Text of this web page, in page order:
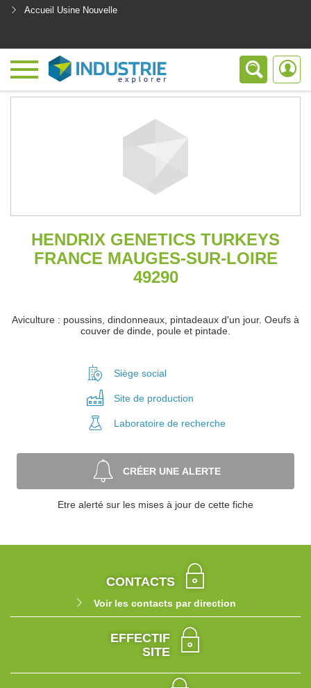
Accueil Usine Nouvelle
HENDRIX GENETICS TURKEYS
FRANCE MAUGES-SUR-LOIRE
49290
Aviculture : poussins, dindonneaux, pintadeaux d'un jour. Oeufs à
couver de dinde, poule et pintade.
Siège social
Site de production
Laboratoire de recherche
CRÉER UNE ALERTE
Etre alerté sur les mises à jour de cette fiche
CONTACTS
Voir les contacts par direction
EFFECTIF
SITE